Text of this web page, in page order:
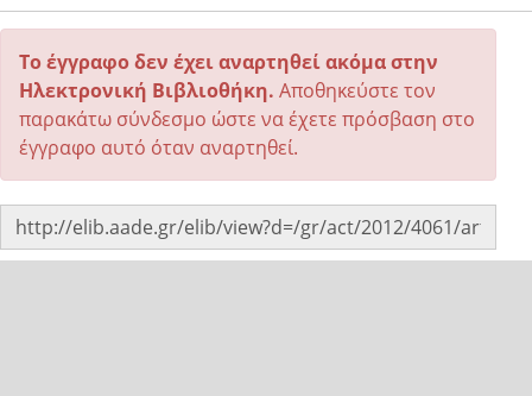
Το έγγραφο δεν έχει αναρτηθεί ακόμα στην
Ηλεκτρονική Βιβλιοθήκη. Αποθηκεύστε τον
παρακάτω σύνδεσμο ώστε να έχετε πρόσβαση στο
έγγραφο αυτό όταν αναρτηθεί.